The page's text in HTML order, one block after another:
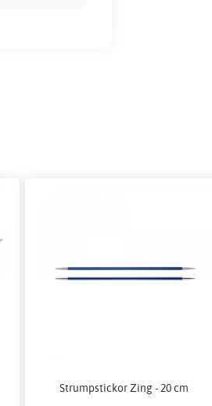
Strumpstickor Zing - 20 cm